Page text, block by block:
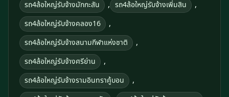
รถ4ล้อใหญ่รับจ้างมักกะสัน , รถ4ล้อใหญ่รับจ้างเพิ่มสิน ,
รถ4ล้อใหญ่รับจ้างคลอง16 ,
รถ4ล้อใหญ่รับจ้างสนามกีฬาแห่งชาติ ,
รถ4ล้อใหญ่รับจ้างศรีย่าน ,
รถ4ล้อใหญ่รับจ้างรามอินทราคู้บอน ,